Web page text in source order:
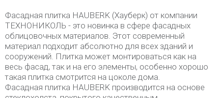
Фасадная плитка HAUBERK (Хауберк) от компании
ТЕХНОНИКОЛЬ - это новинка в сфере фасадных
облицовочных материалов. Этот современный
материал подходит абсолютно для всех зданий и
сооружений. Плитка может монтироваться как на
весь фасад, так и на его элементы, особенно хорошо
такая плитка смотрится на цоколе дома.
Фасадная плитка HAUBERK производится на основе